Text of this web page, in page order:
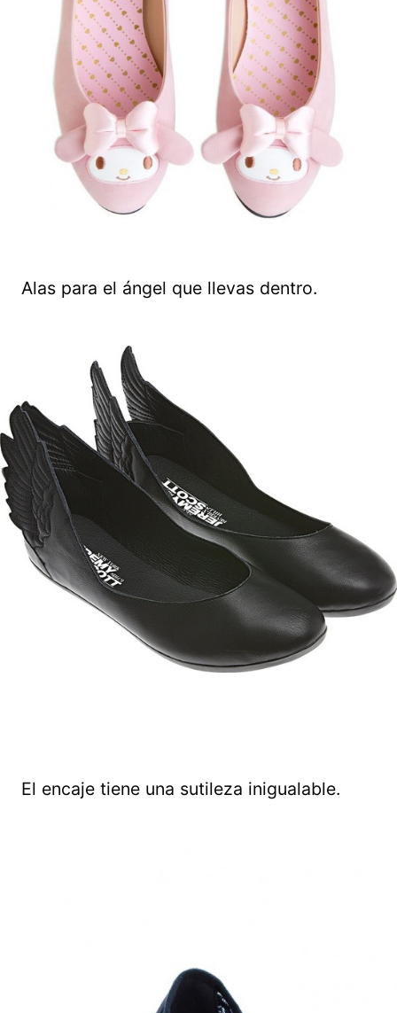
Alas para el ángel que llevas dentro.
El encaje tiene una sutileza inigualable.